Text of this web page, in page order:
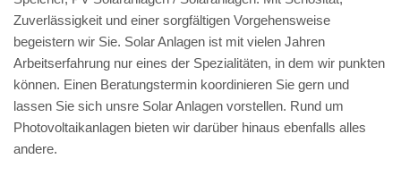
Zuverlässigkeit und einer sorgfältigen Vorgehensweise
begeistern wir Sie. Solar Anlagen ist mit vielen Jahren
Arbeitserfahrung nur eines der Spezialitäten, in dem wir punkten
können. Einen Beratungstermin koordinieren Sie gern und
lassen Sie sich unsre Solar Anlagen vorstellen. Rund um
Photovoltaikanlagen bieten wir darüber hinaus ebenfalls alles
andere.